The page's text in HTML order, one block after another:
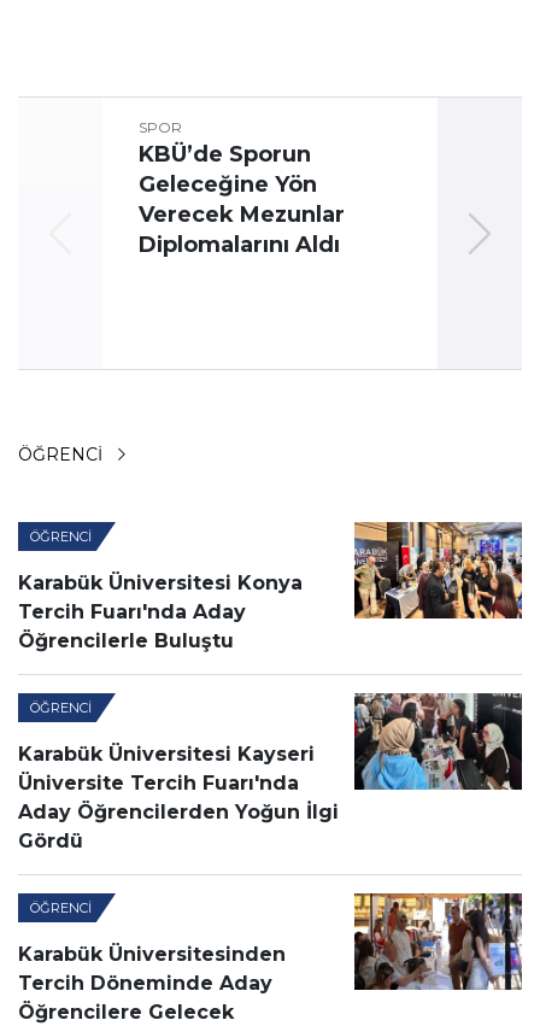
SPOR
KBÜ’de Sporun
Geleceğine Yön
Verecek Mezunlar
Diplomalarını Aldı
ÖĞRENCI
ÖĞRENCI
Karabük Üniversitesi Konya
Tercih Fuarı'nda Aday
Öğrencilerle Buluştu
ÖĞRENCI
Karabük Üniversitesi Kayseri
Üniversite Tercih Fuarı'nda
Aday Öğrencilerden Yoğun İlgi
Gördü
ÖĞRENCI
Karabük Üniversitesinden
Tercih Döneminde Aday
Öğrencilere Gelecek